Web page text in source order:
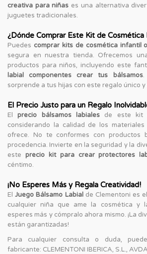
creativa para niñas es una alternativa
juguetes tradicionales.
¿Dónde Comprar Este Kit de Cosmética
Puedes comprar kits de cosmética infantil
segura en nuestra tienda. Ofrecemos
productos para niños, incluyendo este
labial componentes crear tus bálsamos.
sorprende a tus hijas con este regalo único y
El Precio Justo para un Regalo
Elprecio bálsamos labiales de este kit
considerando la calidad de los
ofrece. No te conformes con productos
procedencia. Invierte en la seguridad y la
este precio kit para crear protectores
céntimo.
¡No Esperes Más y Regala Creatividad!
ElJuego Bálsamo Labialde Clementoni es
cualquier niña que ame la cosmética y
esperes más y cómpralo ahora mismo. ¡La
están garantizadas!
Para cualquier consulta o duda,
fabricante: CLEMENTONI IBERICA, S.L.,